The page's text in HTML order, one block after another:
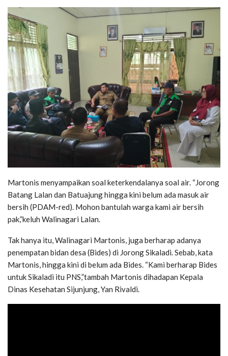
Martonis menyampaikan soal keterkendalanya soal air. “Jorong
Batang Lalan dan Batuajung hingga kini belum ada masuk air
bersih (PDAM-red). Mohon bantulah warga kami air bersih
pak,”keluh Walinagari Lalan.
Tak hanya itu, Walinagari Martonis, juga berharap adanya
penempatan bidan desa (Bides) di Jorong Sikaladi. Sebab, kata
Martonis, hingga kini di belum ada Bides. “Kami berharap Bides
untuk Sikaladi itu PNS,”tambah Martonis dihadapan Kepala
Dinas Kesehatan Sijunjung, Yan Rivaldi.